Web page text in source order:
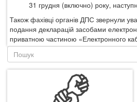
31 грудня (включно) року,
Також фахівці органів ДПС звернули
подання декларацій засобами
приватною частиною «Електронного
Пошукова
форма
Пошук